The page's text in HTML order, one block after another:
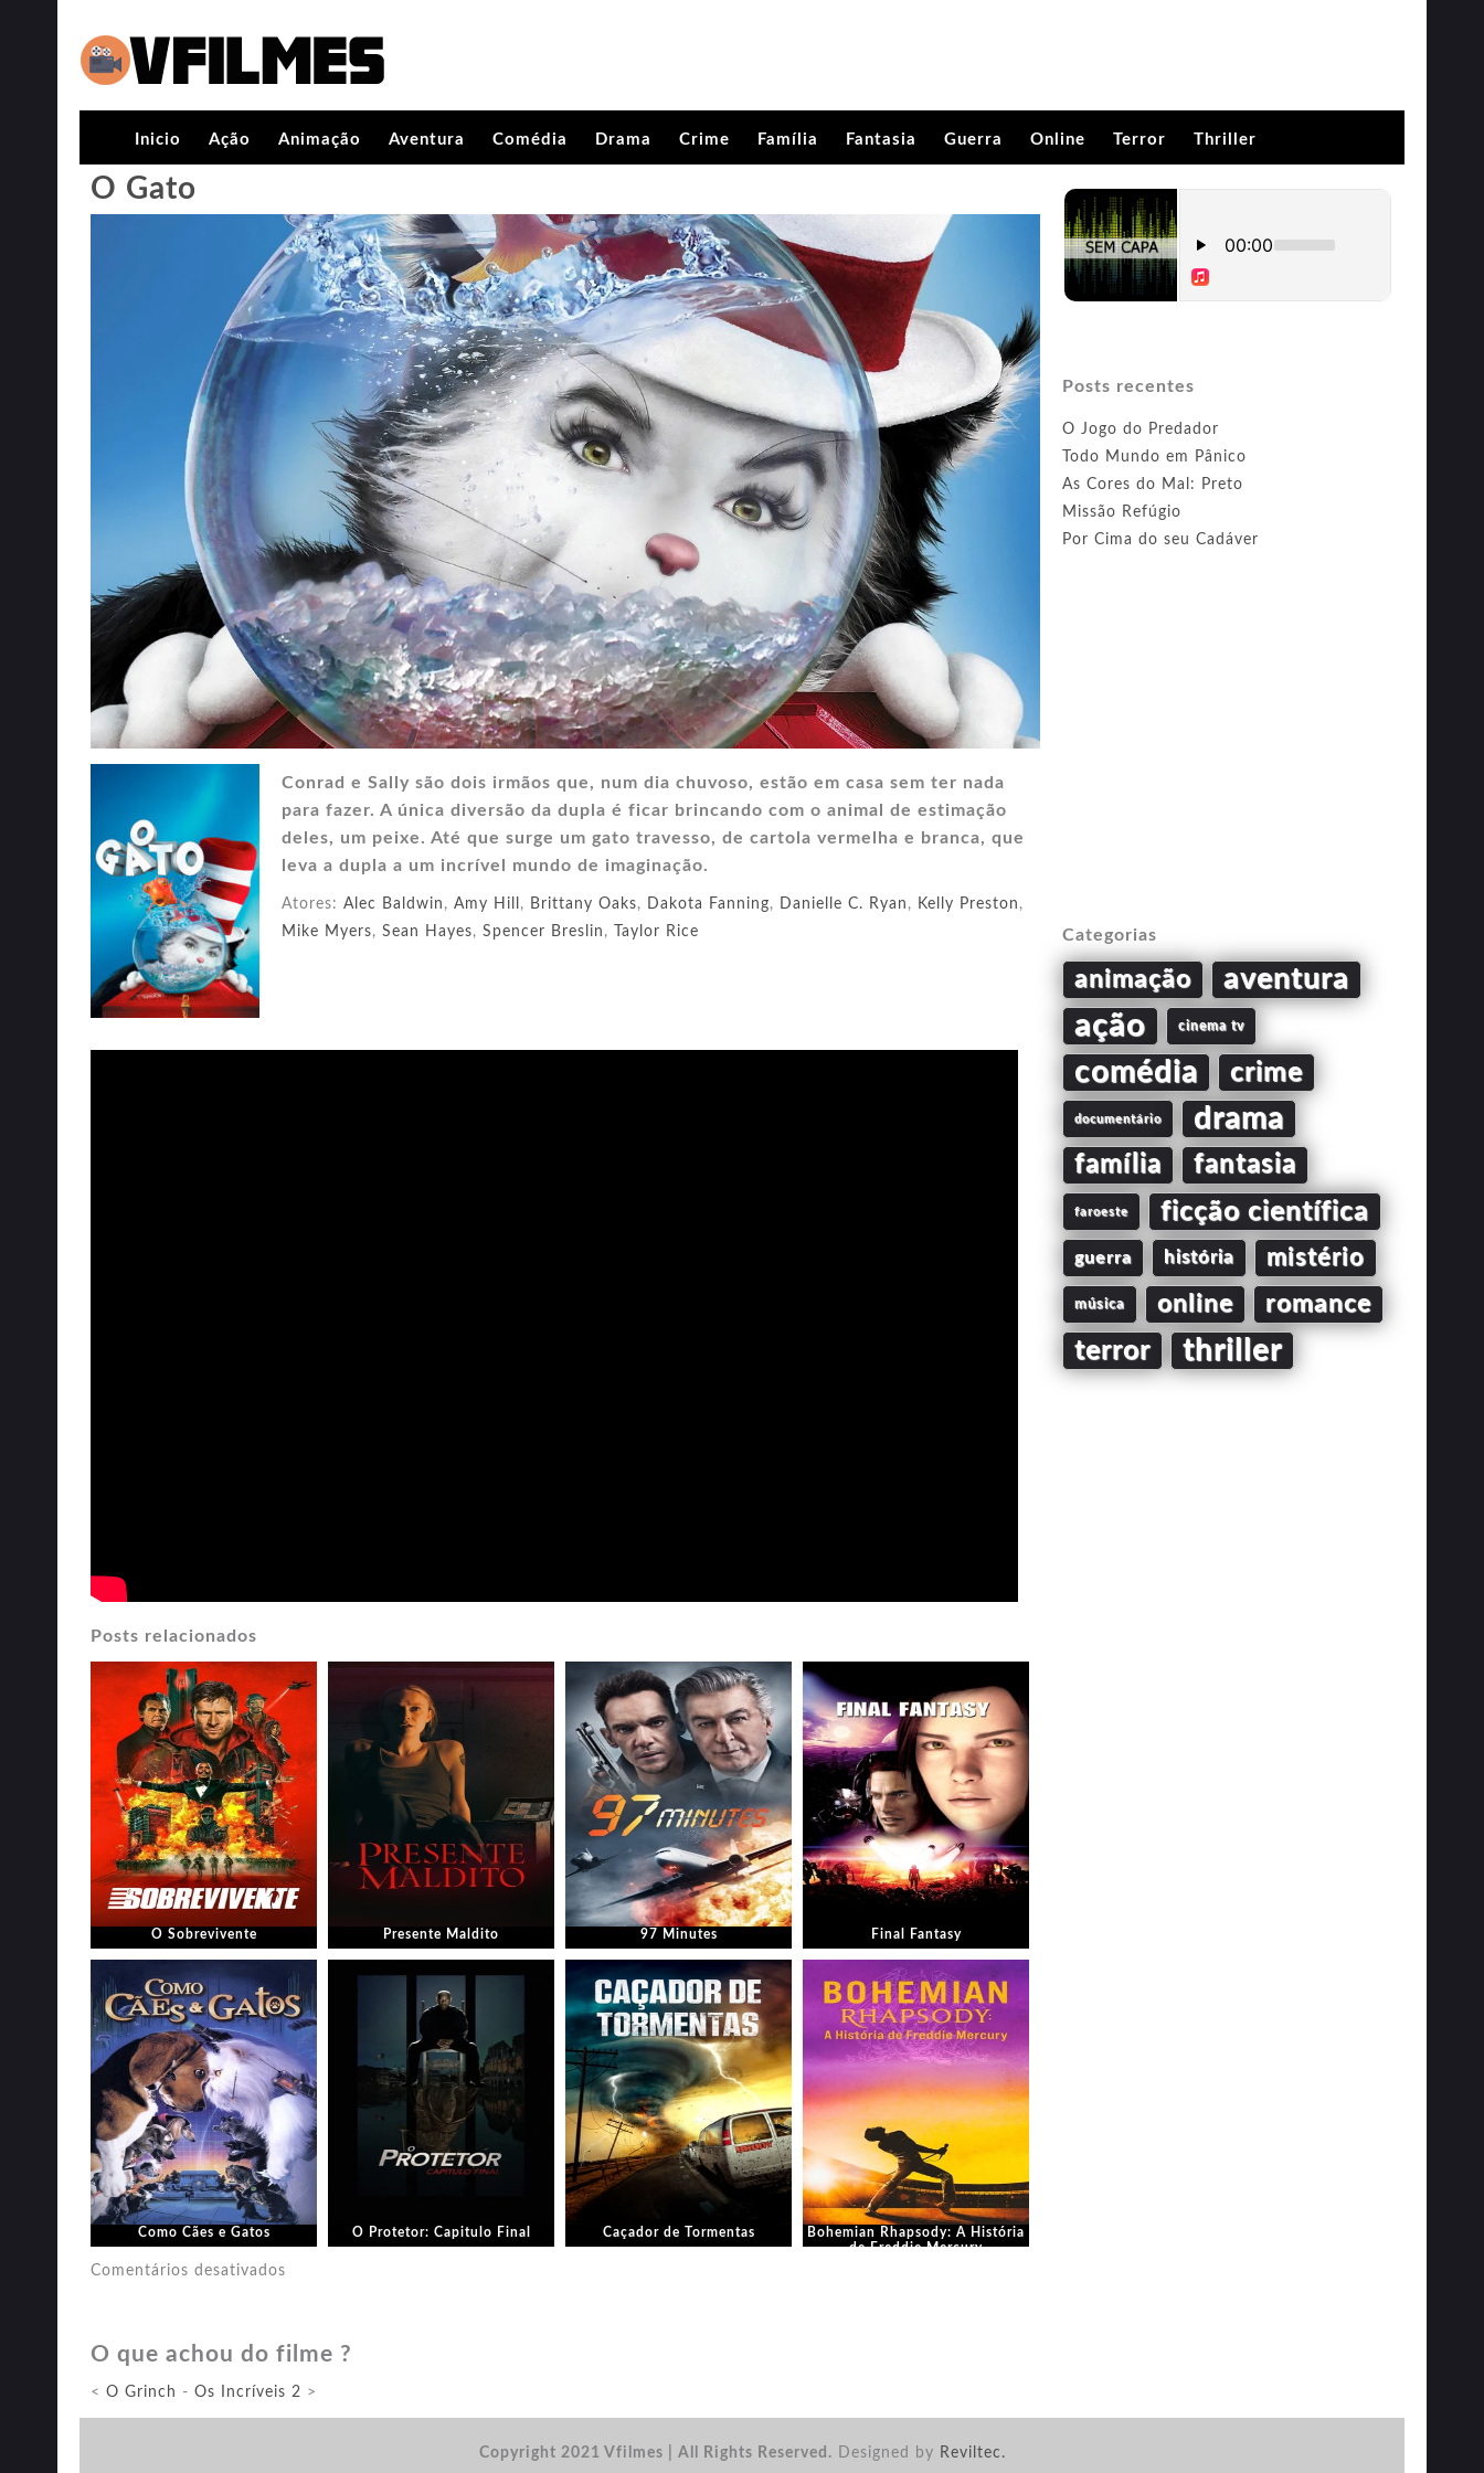
Inicio Ação Animação Aventura Comédia Drama Crime Família Fantasia Guerra Online Terror Thriller
O Gato
Conrad e Sally são dois irmãos que, num dia chuvoso, estão em casa sem ter nada
para fazer. A única diversão da dupla é ficar brincando com o animal de estimação
deles, um peixe. Até que surge um gato travesso, de cartola vermelha e branca, que
leva a dupla a um incrível mundo de imaginação.
Atores: Alec Baldwin , Amy Hill , Brittany Oaks, Dakota Fanning, Danielle C. Ryan , Kelly Preston ,
Mike Myers, Sean Hayes, Spencer Breslin , Taylor Rice
Posts relacionados
O Sobrevivente Presente Maldito 97 Minutes Final Fantasy
Como Cães e Gatos O Protetor: Capitulo Final Caçador de Tormentas
Bohemian Rhapsody: A História
de Freddie Mercury
Comentários desativados
A
O que achou do filme ?
< O Grinch - Os Incríveis 2 >
Posts recentes
O Jogo do Predador
Todo Mundo em Pânico
As Cores do Mal: Preto
Missão Refúgio
Por Cima do seu Cadáver
Categorias
animação aventura
ação cinema tv
comédia crime
documentário drama
família fantasia
faroeste ficção científica
guerra história mistério
música online romance
terror thriller
Copyright 2021 Vfilmes | All Rights Reserved. Designed by Reviltec.